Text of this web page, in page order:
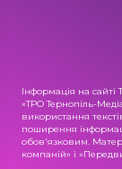
Інформація на
«ТРО Тернопіль-
використання
поширення
обов'язковим.
компаній» і